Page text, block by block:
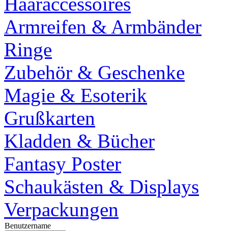
Armreifen & Armbänder
Ringe
Zubehör & Geschenke
Magie & Esoterik
Grußkarten
Kladden & Bücher
Fantasy Poster
Schaukästen & Displays
Verpackungen
Benutzername